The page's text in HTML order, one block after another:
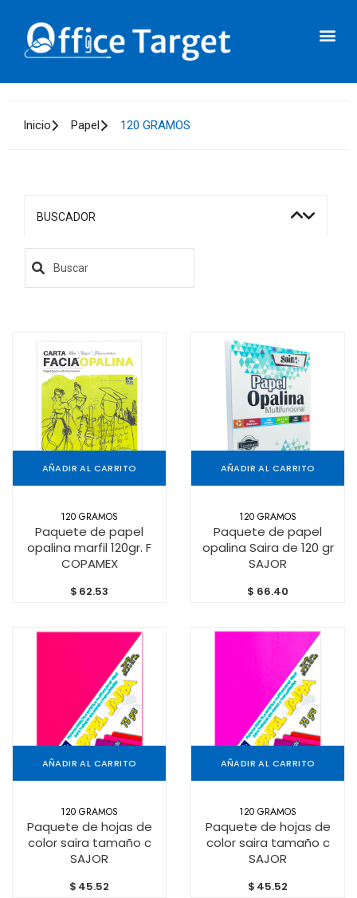
Inicio Papel 120 GRAMOS
BUSCADOR
AÑADIR AL CARRITO
120 GRAMOS
Paquete de papel
opalina marfil 120gr. F
COPAMEX
$ 62.53
AÑADIR AL CARRITO
120 GRAMOS
Paquete de papel
opalina Saira de 120 gr
SAJOR
$ 66.40
AÑADIR AL CARRITO
120 GRAMOS
Paquete de hojas de
color saira tamaño c
SAJOR
$ 45.52
AÑADIR AL CARRITO
120 GRAMOS
Paquete de hojas de
color saira tamaño c
SAJOR
$ 45.52